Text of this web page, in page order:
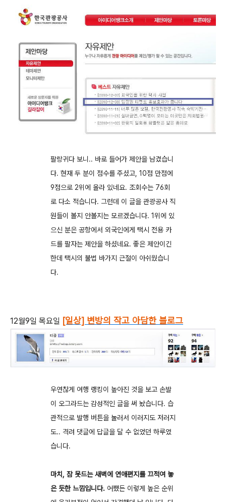
팔랑귀다 보니.. 바로 들어가 제안을 남겼습니
다. 현재 두 분이 점수를 주셨고, 10점 만점에
9점으로 2위에 올라 있네요. 조회수는 76회
로 다소 적습니다. 그런데 이 글을 관광공사 직
원들이 볼지 안볼지는 모르겠습니다. 1위에 있
으신 분은 공항에서 외국인에게 택시 전용 카
드를 팔자는 제안을 하셨네요. 좋은 제안이긴
한데 택시의 불법 바가지 근절이 아쉬웠습니
다.
12월9일 목요일 [일상] 변방의 작고 아담한 블로그
우연찮게 여행 랭킹이 높아진 것을 보고 손발
이 오그라드는 감성적인 글을 써 놨습니다. 습
관적으로 발행 버튼을 눌러서 이러지도 저러지
도.. 격려 댓글에 답글을 달 수 없었던 하루였
습니다.
마치, 잠 못드는 새벽에 연애편지를 끄적여 놓
은 듯한 느낌입니다. 어쨌든 이렇게 높은 순위